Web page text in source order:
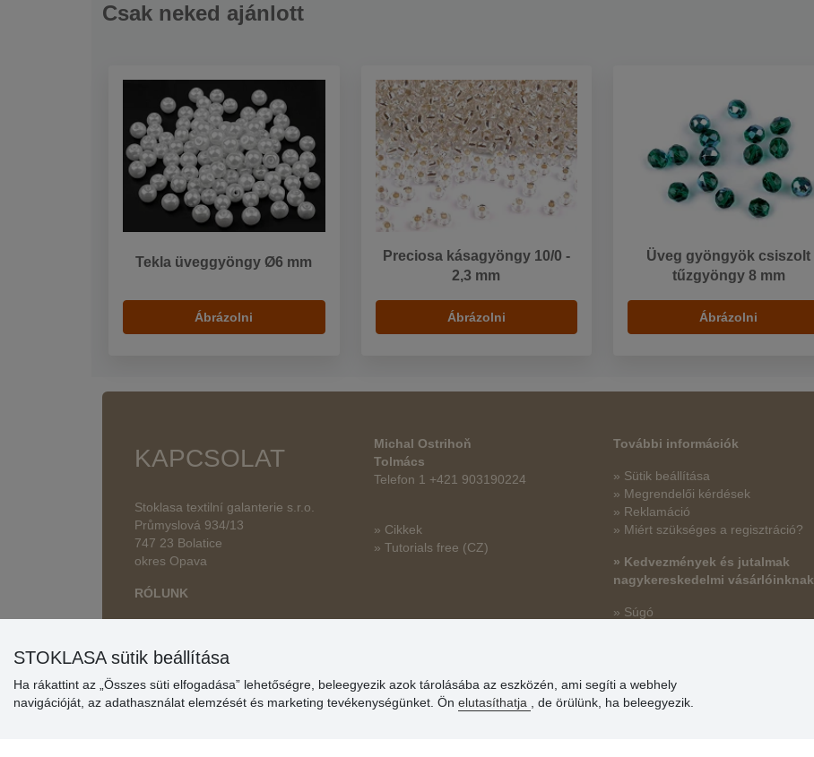
Csak neked ajánlott
Tekla üveggyöngy Ø6 mm
Ábrázolni
Preciosa kásagyöngy 10/0 -
2,3 mm
Ábrázolni
Üveg gyöngyök csiszolt
tűzgyöngy 8 mm
Ábrázolni
KAPCSOLAT
Stoklasa textilní galanterie s.r.o.
Průmyslová 934/13
747 23 Bolatice
okres Opava
RÓLUNK
Michal Ostrihoň
Tolmács
Telefon 1 +421 903190224
» Cikkek
» Tutorials free (CZ)
További információk
» Sütik beállítása
» Megrendelői kérdések
» Reklamáció
» Miért szükséges a regisztráció?
» Kedvezmények és jutalmak
nagykereskedelmi vásárlóinknak
» Súgó
STOKLASA sütik beállítása
Ha rákattint az „Összes süti elfogadása” lehetőségre, beleegyezik azok tárolásába az eszközén, ami segíti a webhely
navigációját, az adathasználat elemzését és marketing tevékenységünket. Ön elutasíthatja , de örülünk, ha beleegyezik.